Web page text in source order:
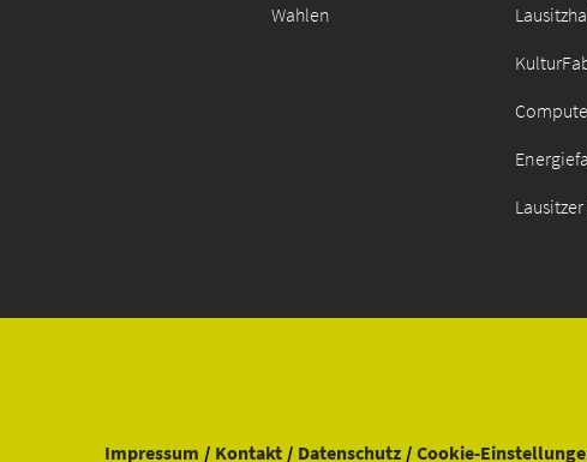
Wahlen
Impressum Kontakt Datenschutz Cookie-